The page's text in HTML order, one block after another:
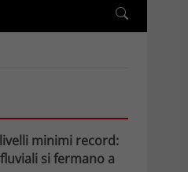
minimi record:
si fermano a